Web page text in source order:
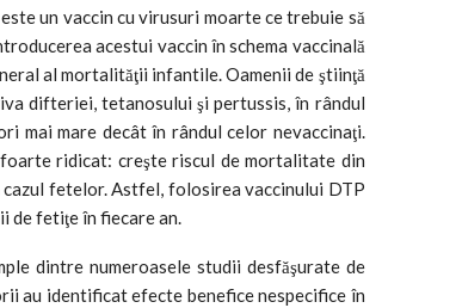
un vaccin cu virusuri moarte ce trebuie să
acestui vaccin în schema vaccinală
al mortalităţii infantile. Oamenii de ştiinţă
difteriei, tetanosului şi pertussis, în rândul
mai mare decât în rândul celor nevaccinaţi.
ridicat: creşte riscul de mortalitate din
fetelor. Astfel, folosirea vaccinului DTP
de fetiţe în fiecare an.
dintre numeroasele studii desfăşurate de
au identificat efecte benefice nespecifice în